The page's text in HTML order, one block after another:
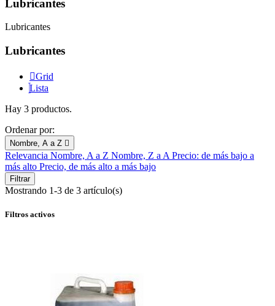
Lubricantes
Lubricantes
Lubricantes
Grid
Lista
Hay 3 productos.
Ordenar por:
Nombre, A a Z 
Relevancia Nombre, A a Z Nombre, Z a A Precio: de más bajo a
más alto Precio, de más alto a más bajo
Filtrar
Mostrando 1-3 de 3 artículo(s)
Filtros activos